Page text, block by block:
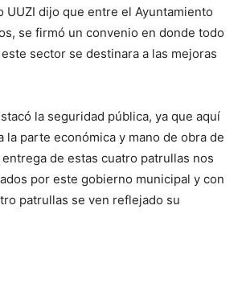
UUZI dijo que entre el Ayuntamiento
se firmó un convenio en donde todo
sector se destinara a las mejoras
la seguridad pública, ya que aquí
la parte económica y mano de obra de
de estas cuatro patrullas nos
por este gobierno municipal y con
patrullas se ven reflejado su